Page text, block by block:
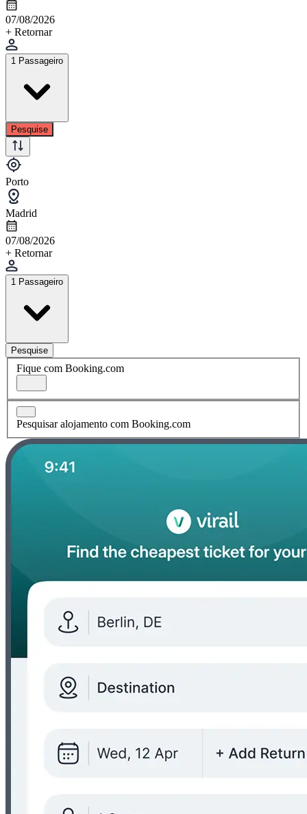
07/08/2026
+ Retornar
1 Passageiro
Pesquise
Porto
Madrid
07/08/2026
+ Retornar
1 Passageiro
Pesquise
Fique com Booking.com
Pesquisar alojamento com Booking.com